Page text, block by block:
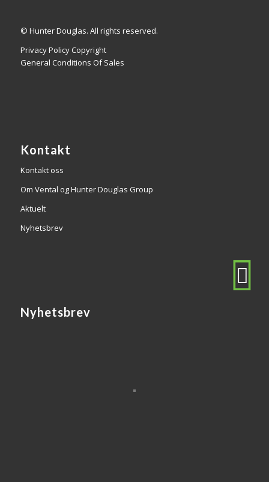
© Hunter Douglas. All rights reserved.
Privacy Policy Copyright
General Conditions Of Sales
Kontakt
Kontakt oss
Om Vental og Hunter Douglas Group
Aktuelt
Nyhetsbrev
Nyhetsbrev